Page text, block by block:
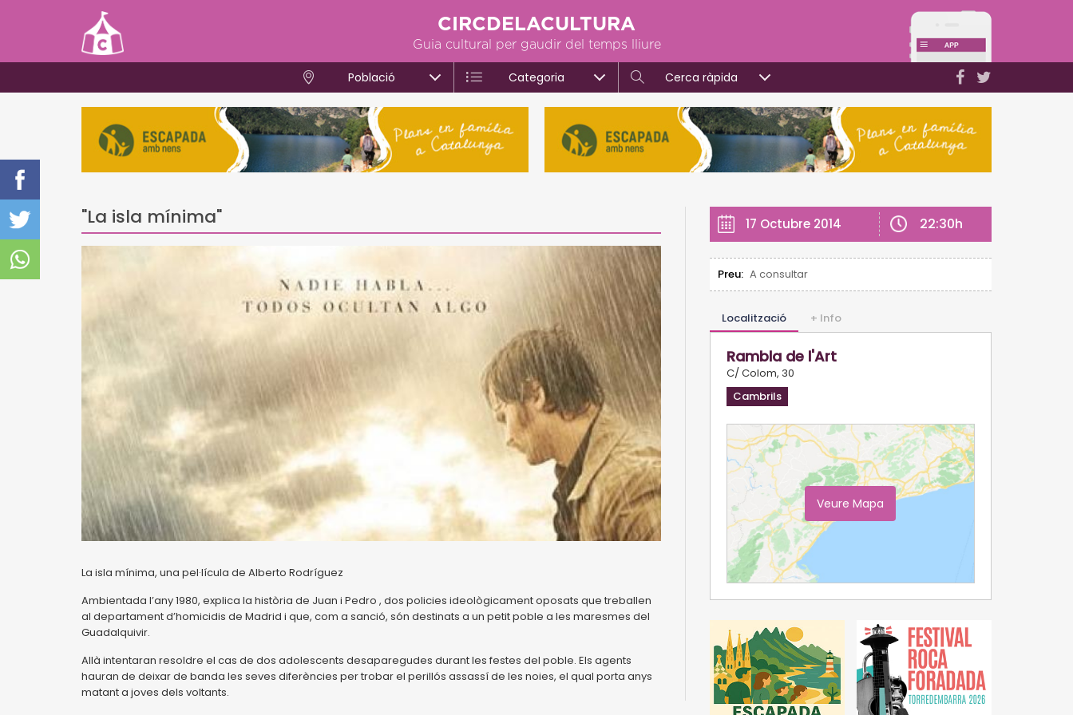
CIRCDELACULTURA
Guia cultural per gaudir del temps lliure
Població Categoria Cerca ràpida
"La isla mínima"
La isla mínima, una pel·lícula de Alberto Rodríguez
Ambientada l’any 1980, explica la història de Juan i Pedro , dos policies ideològicament oposats que treballen
al departament d’homicidis de Madrid i que, com a sanció, són destinats a un petit poble a les maresmes del
Guadalquivir.
Allà intentaran resoldre el cas de dos adolescents desaparegudes durant les festes del poble. Els agents
hauran de deixar de banda les seves diferències per trobar el perillós assassí de les noies, el qual porta anys
matant a joves dels voltants.
17 Octubre 2014 22:30h
Preu: A consultar
Localització + Info
Rambla de l'Art
C/ Colom, 30
Cambrils
Veure Mapa